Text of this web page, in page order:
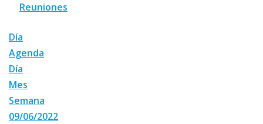
Reuniones
Día
Agenda
Día
Mes
Semana
09/06/2022